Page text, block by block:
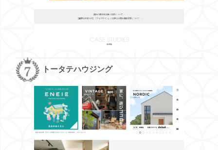
トータテハウジング